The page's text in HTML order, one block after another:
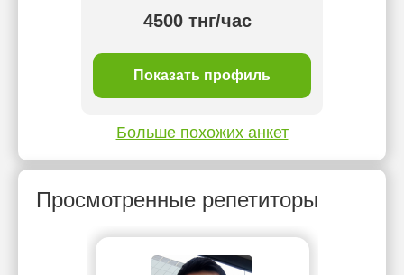
4500 тнг/час
Показать профиль
Больше похожих анкет
Просмотренные репетиторы